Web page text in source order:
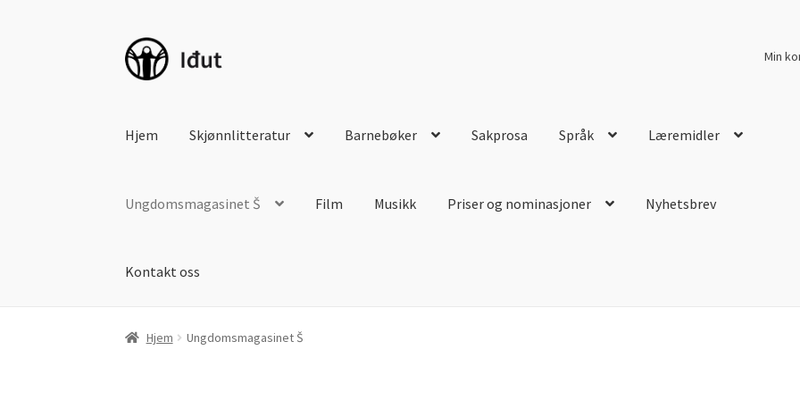
Hopp
til
Hopp
til
Min
Hjem Skjønnlitteratur Barnebøker Sakprosa Språk Læremidler
Ungdomsmagasinet Š Film Musikk Priser og nominasjoner Nyhetsbrev
Kontakt oss
Hjem Ungdomsmagasinet Š